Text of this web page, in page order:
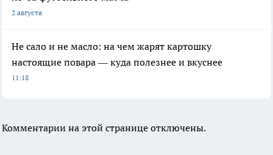
2 августа
Не сало и не масло: на чем жарят картошку
настоящие повара — куда полезнее и вкуснее
11:18
Комментарии на этой странице отключены.